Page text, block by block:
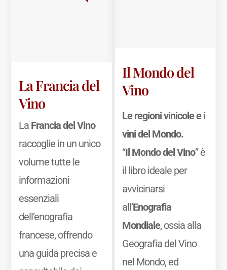
La Francia del
Vino
La Francia del Vino
raccoglie in un unico
volume tutte le
informazioni
essenziali
dell’enografia
francese, offrendo
una guida precisa e
Il Mondo del
Vino
Le regioni vinicole e i
vini del Mondo.
“Il Mondo del Vino” è
il libro ideale per
avvicinarsi
all’Enografia
Mondiale, ossia alla
Geografia del Vino
nel Mondo, ed